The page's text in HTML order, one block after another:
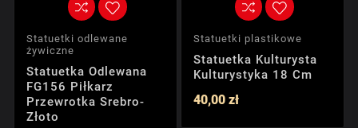
Statuetki odlewane
żywiczne
Statuetka Odlewana
FG156 Piłkarz
Przewrotka Srebro-
Złoto
Statuetki plastikowe
Statuetka Kulturysta
Kulturystyka 18 Cm
40,00 zł